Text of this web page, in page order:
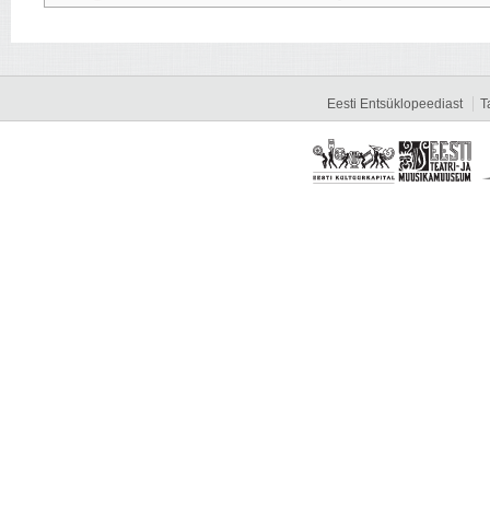
Eesti Entsüklopeediast